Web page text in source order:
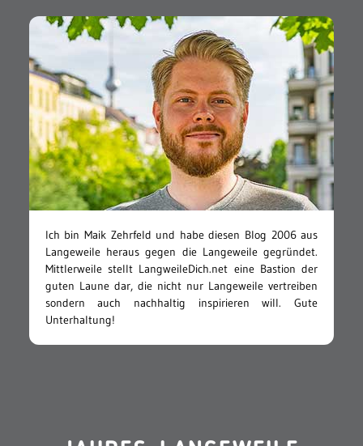
Ich bin Maik Zehrfeld und habe diesen Blog 2006 aus
Langeweile heraus gegen die Langeweile gegründet.
Mittlerweile stellt LangweileDich.net eine Bastion der
guten Laune dar, die nicht nur Langeweile vertreiben
sondern auch nachhaltig inspirieren will. Gute
Unterhaltung!